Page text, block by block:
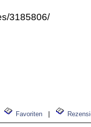
3185806/
Favoriten